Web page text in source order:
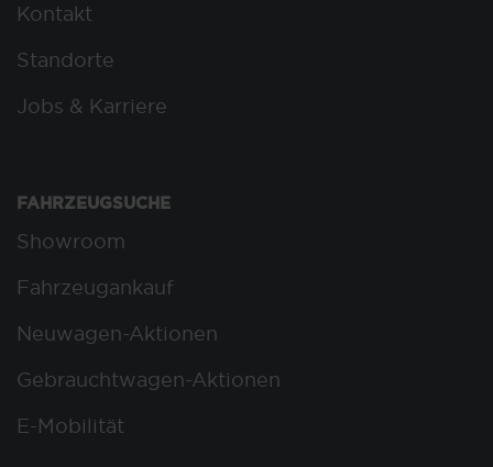
Kontakt
Standorte
Jobs & Karriere
FAHRZEUGSUCHE
Showroom
Fahrzeugankauf
Neuwagen-Aktionen
Gebrauchtwagen-Aktionen
E-Mobilität